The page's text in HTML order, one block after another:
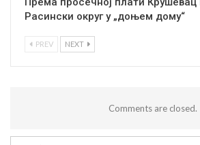
Расински округ у „доњем дому“
PREV NEXT
Comments are closed.